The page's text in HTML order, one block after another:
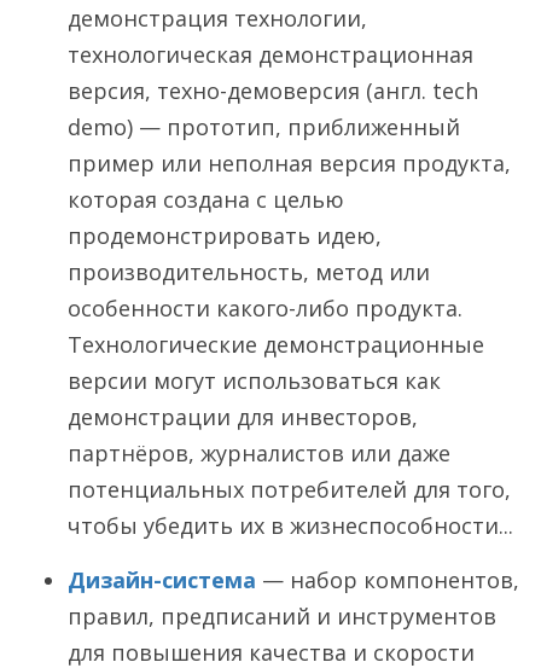
демонстрация технологии,
технологическая демонстрационная
версия, техно-демоверсия (англ. tech
demo) — прототип, приближенный
пример или неполная версия продукта,
которая создана с целью
продемонстрировать идею,
производительность, метод или
особенности какого-либо продукта.
Технологические демонстрационные
версии могут использоваться как
демонстрации для инвесторов,
партнёров, журналистов или даже
потенциальных потребителей для того,
чтобы убедить их в жизнеспособности...
Дизайн-система — набор компонентов,
правил, предписаний и инструментов
для повышения качества и скорости